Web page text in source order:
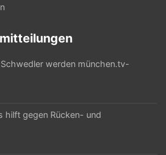
werden münchen.tv-
hilft gegen Rücken- und